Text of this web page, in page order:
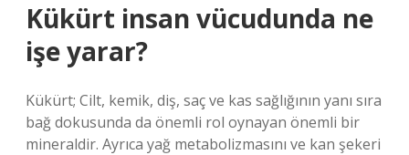
Kükürt insan vücudunda ne
işe yarar?
Kükürt; Cilt, kemik, diş, saç ve kas sağlığının yanı sıra
bağ dokusunda da önemli rol oynayan önemli bir
mineraldir. Ayrıca yağ metabolizmasını ve kan şekeri